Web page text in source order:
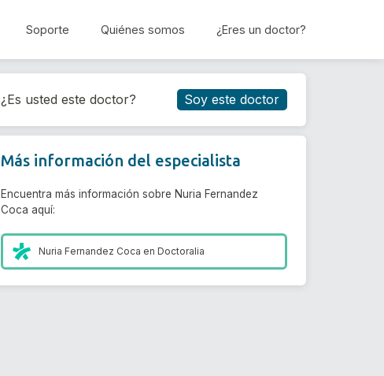
Soporte Quiénes somos ¿Eres un doctor?
Reservar cita
¿Es usted este doctor? Soy este doctor
Más información del especialista
Encuentra más información sobre Nuria Fernandez
Coca aquí:
Nuria Fernandez Coca enDoctoralia